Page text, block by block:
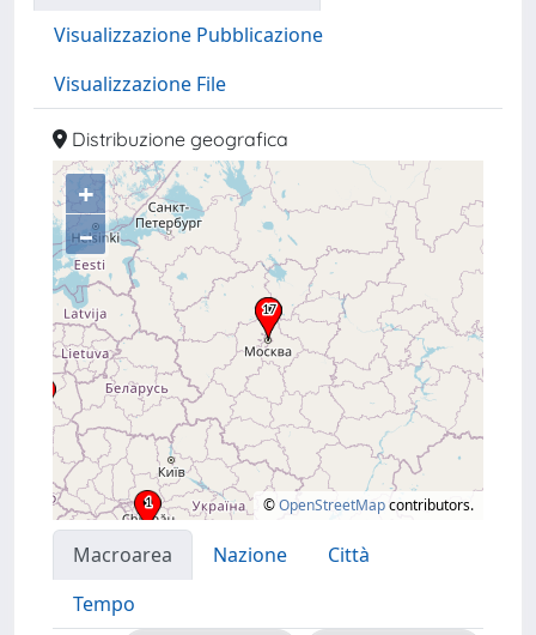
Visualizzazione Pubblicazione
Visualizzazione File
Distribuzione geografica
+
–
©OpenStreetMapcontributors.
Macroarea Nazione
Città
Tempo